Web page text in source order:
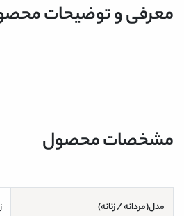
معرفی و توضیحات
مشخصات محصول
مدل(مردانه / زنانه)